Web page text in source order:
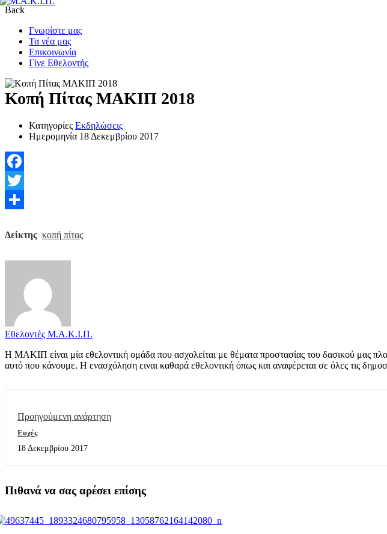
Back
Γνωρίστε μας
Τα νέα μας
Επικοινωνία
Γίνε Εθελοντής
Κοπή Πίτας ΜΑΚΙΠ 2018
Κατηγορίες Εκδηλώσεις
Ημερομηνία 18 Δεκεμβρίου 2017
Facebook
Twitter
Δείκτης κοπή πίτας
Εθελοντές Μ.Α.Κ.Ι.Π.
Η ΜΑΚΙΠ είναι μία εθελοντική ομάδα που ασχολείται με θέματα προστασίας του δασικού μας
αυτό που κάνουμε. Η ενασχόληση ειναι καθαρά εθελοντική όπως και αναφέρεται σε όλες τις
Προηγούμενη ανάρτηση
Ευχές
18 Δεκεμβρίου 2017
Πιθανά να σας αρέσει επίσης